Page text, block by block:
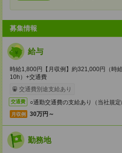
募集情報
給与
時給1,800円【月収例】約321,000円（時
10h）+交通費
交通費別途支給あり
交通費 ○通勤交通費の支給あり（当社規定
月収例 30万円～
勤務地